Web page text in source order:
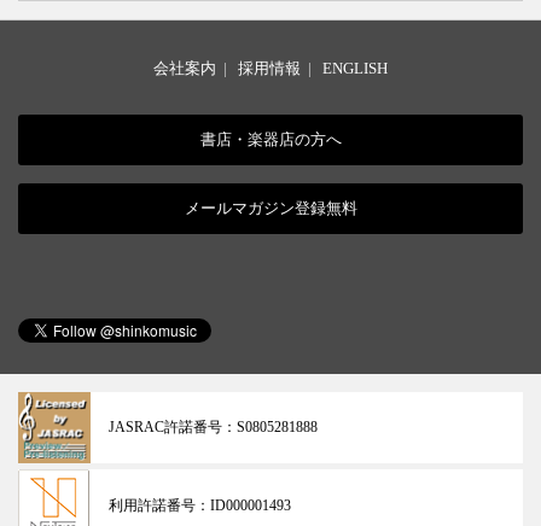
会社案内 | 採用情報 | ENGLISH
書店・楽器店の方へ
メールマガジン登録無料
JASRAC許諾番号： S0805281888
利用許諾番号： ID000001493